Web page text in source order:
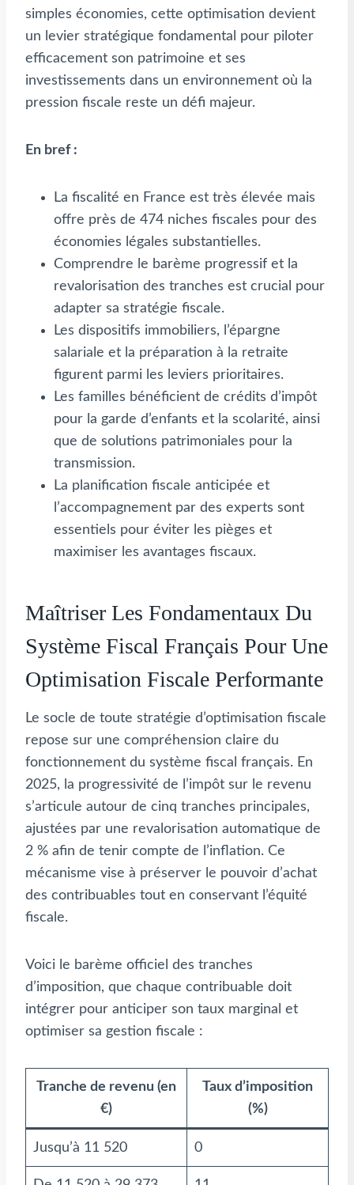
simples économies, cette optimisation devient
un levier stratégique fondamental pour piloter
efficacement son patrimoine et ses
investissements dans un environnement où la
pression fiscale reste un défi majeur.
En bref :
La fiscalité en France est très élevée mais
offre près de 474 niches fiscales pour des
économies légales substantielles.
Comprendre le barème progressif et la
revalorisation des tranches est crucial pour
adapter sa stratégie fiscale.
Les dispositifs immobiliers, l’épargne
salariale et la préparation à la retraite
figurent parmi les leviers prioritaires.
Les familles bénéficient de crédits d’impôt
pour la garde d’enfants et la scolarité, ainsi
que de solutions patrimoniales pour la
transmission.
La planification fiscale anticipée et
l’accompagnement par des experts sont
essentiels pour éviter les pièges et
maximiser les avantages fiscaux.
Maîtriser Les Fondamentaux Du
Système Fiscal Français Pour Une
Optimisation Fiscale Performante
Le socle de toute stratégie d’optimisation fiscale
repose sur une compréhension claire du
fonctionnement du système fiscal français. En
2025, la progressivité de l’impôt sur le revenu
s’articule autour de cinq tranches principales,
ajustées par une revalorisation automatique de
2 % afin de tenir compte de l’inflation. Ce
mécanisme vise à préserver le pouvoir d’achat
des contribuables tout en conservant l’équité
fiscale.
Voici le barème officiel des tranches
d’imposition, que chaque contribuable doit
intégrer pour anticiper son taux marginal et
optimiser sa gestion fiscale :
Tranche de revenu (en
€)
Taux d’imposition
(%)
Jusqu’à 11 520 0